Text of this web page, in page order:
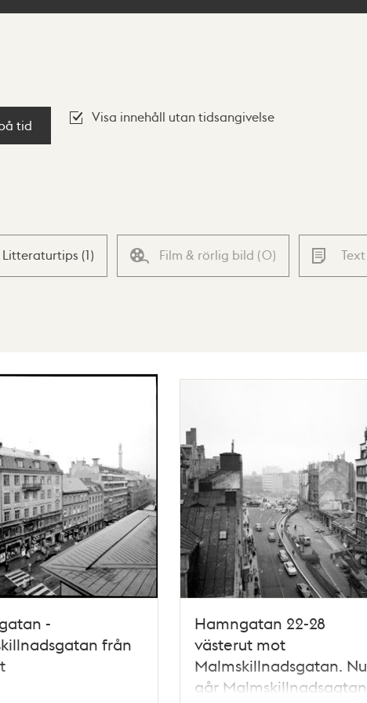
tid
Visa innehåll utan tidsangivelse
Litteraturtips (1) Film & rörlig bild (0) Text
-
från
Hamngatan 22-28
västerut mot
Malmskillnadsgatan. Nu
går Malmskillnadsgatan